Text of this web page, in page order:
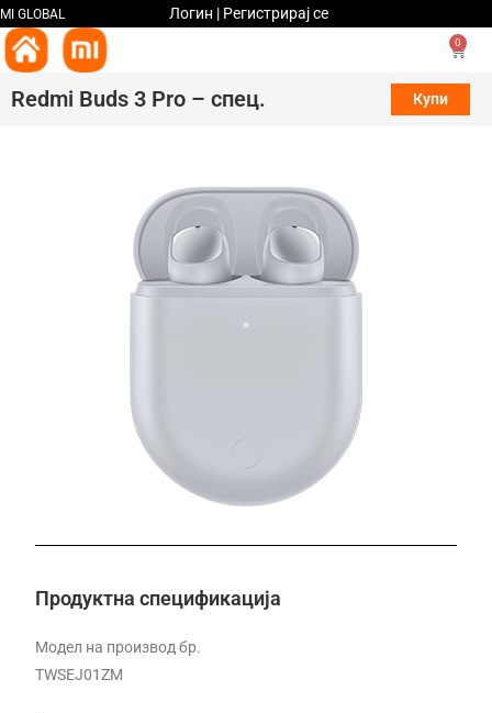
MI GLOBAL Логин | Регистрирај се
0
Redmi Buds 3 Pro – спец. Купи
Продуктна спецификација
Модел на производ бр.
TWSEJ01ZM